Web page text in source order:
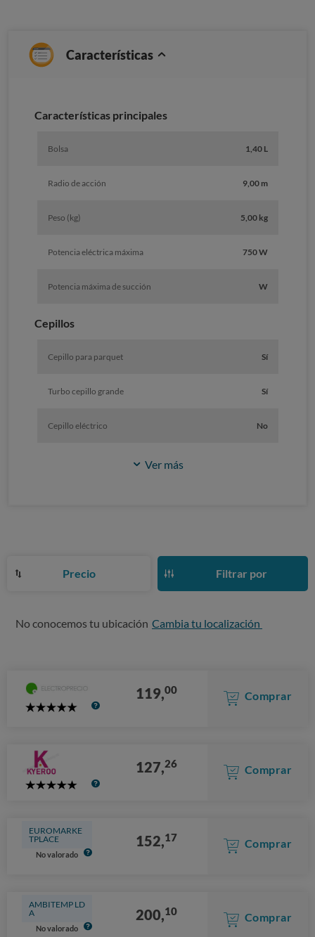
Características
Características principales
Bolsa 1,40 L
Radio de acción 9,00 m
Peso (kg) 5,00 kg
Potencia eléctrica máxima 750 W
Potencia máxima de succión W
Cepillos
Cepillo para parquet Sí
Turbo cepillo grande Sí
Cepillo eléctrico No
Ver más
Precio Filtrar por
No conocemos tu ubicación Cambia tu localización
5
119,00 Comprar
5
127,26 Comprar
EUROMARKE
TPLACE
No valorado
152,17 Comprar
AMBITEMP LD
A
No valorado
200,10 Comprar